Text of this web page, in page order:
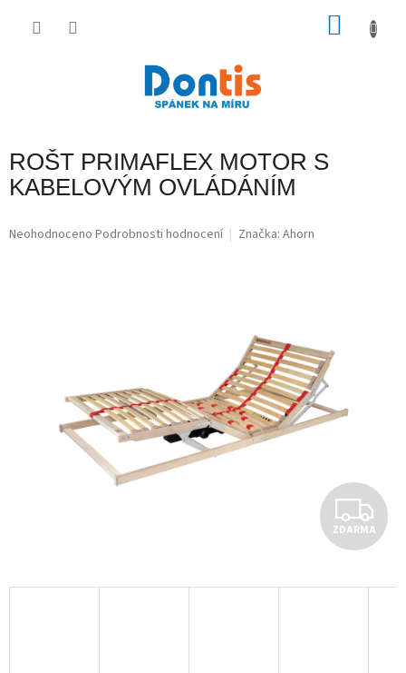
ROŠT PRIMAFLEX MOTOR S
KABELOVÝM OVLÁDÁNÍM
Průměrné
Neohodnoceno Podrobnosti hodnocení Značka: Ahorn
Z
D
A
ZDARMA